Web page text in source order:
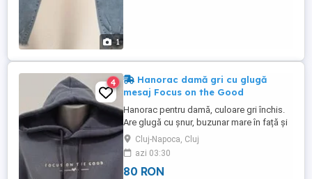
1
4
Hanorac damă gri cu glugă
mesaj Focus on the Good
Hanorac pentru damă, culoare gri închis.
Are glugă cu șnur, buzunar mare în față și
imprimeu Focus on the Good . Este
comod, călduros și ușor de purtat zi de zi.
Stil modern și practic Material plăcut la
atingere Ideal pentru sezonul rece Pentru
Cluj-Napoca, Cluj
azi 03:30
80 RON